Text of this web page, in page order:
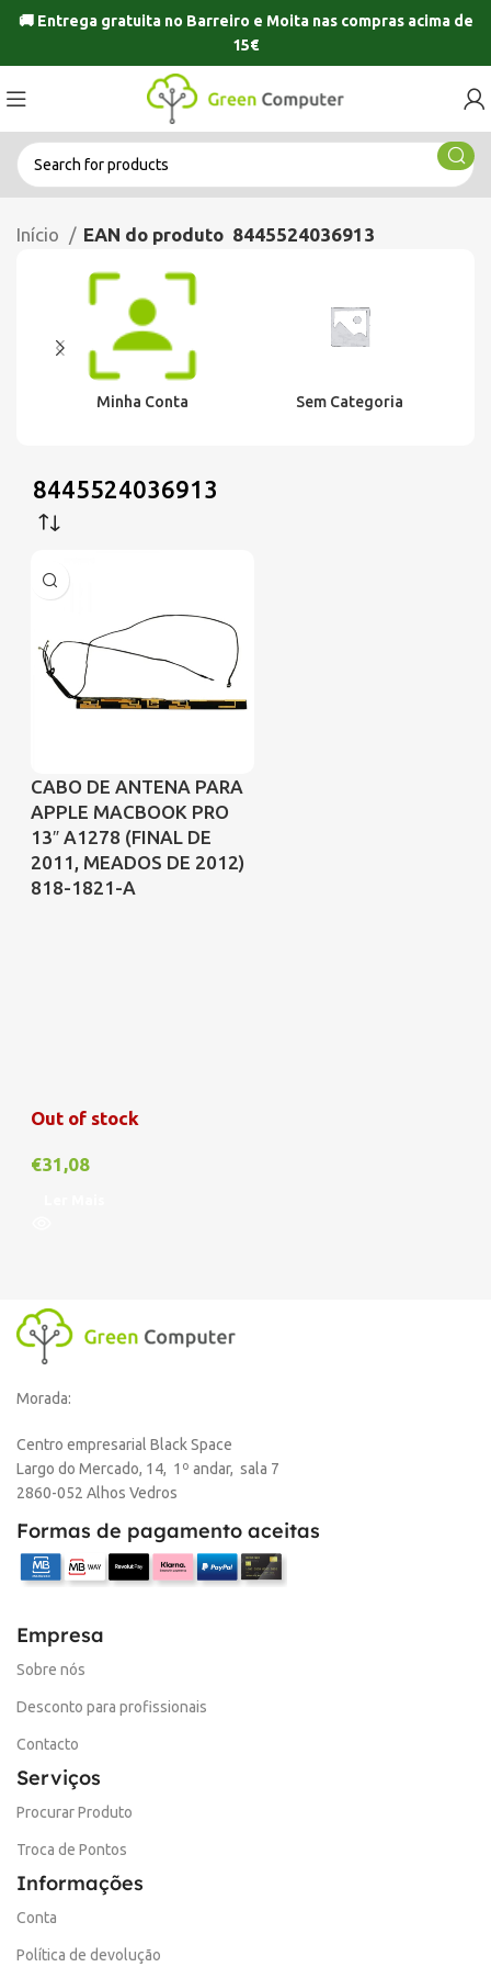
🚚 Entrega gratuita no Barreiro e Moitanas compras acima de
15€
Início EAN do produto 8445524036913
Minha Conta Sem Categoria
8445524036913
CABO DE ANTENA PARA
APPLE MACBOOK PRO
13″ A1278 (FINAL DE
2011, MEADOS DE 2012)
818-1821-A
Out of stock
€31,08
Morada:
Centro empresarial Black Space
Largo do Mercado, 14, 1º andar, sala 7
2860-052 Alhos Vedros
Formas de pagamento aceitas
Empresa
Sobre nós
Desconto para profissionais
Contacto
Serviços
Procurar Produto
Troca de Pontos
Informações
Conta
Política de devolução